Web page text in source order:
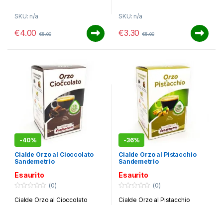
SKU: n/a
€4.00 €5.00
SKU: n/a
€3.30 €5.00
-40%
Cialde Orzo al Cioccolato
Sandemetrio
Esaurito
o
(0)
Cialde Orzo al Cioccolato
-36%
Cialde Orzo al Pistacchio
Sandemetrio
Esaurito
o
(0)
Cialde Orzo al Pistacchio